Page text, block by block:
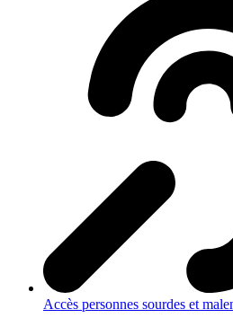
Accès personnes sourdes et